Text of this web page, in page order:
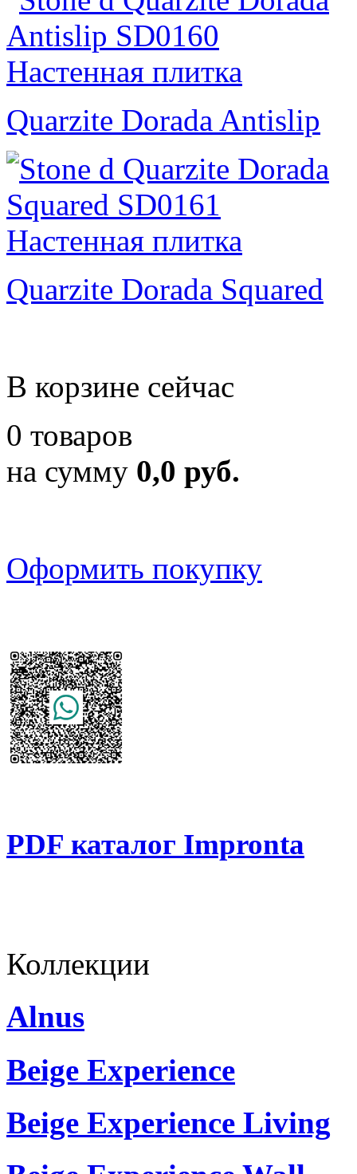
Quarzite Dorada Antislip
Quarzite Dorada Squared
В корзине сейчас
0 товаров
на сумму 0,0 руб.
Оформить покупку
PDF каталог Impronta
Коллекции
Alnus
Beige Experience
Beige Experience Living